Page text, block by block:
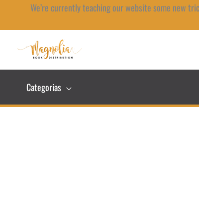
We’re currently teaching our website some new
Categorias